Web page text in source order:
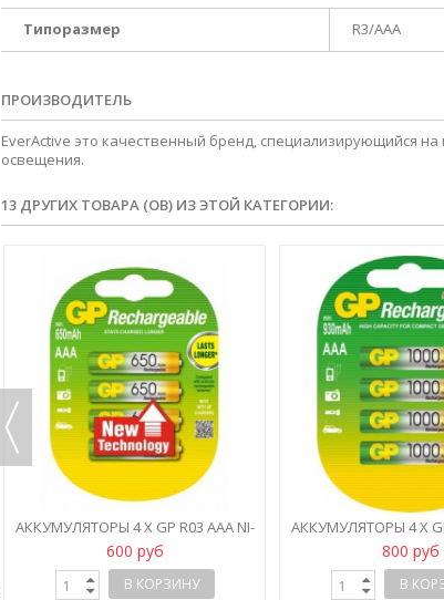
Типоразмер R3/AAA
ПРОИЗВОДИТЕЛЬ
EverActive это качественный бренд, специализирующийся
освещения.
13 ДРУГИХ ТОВАРА (ОВ) ИЗ ЭТОЙ КАТЕГОРИИ:
АККУМУЛЯТОРЫ 4 X GP R03 AAA NI-
MH 650 MAH
600 руб
В КОРЗИНУ
АККУМУЛЯТОРЫ 4 X
MH 1000
800 руб
В